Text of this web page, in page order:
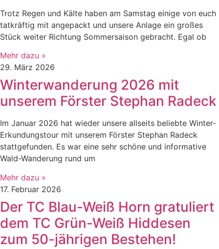
Trotz Regen und Kälte haben am Samstag einige von euch
tatkräftig mit angepackt und unsere Anlage ein großes
Stück weiter Richtung Sommersaison gebracht. Egal ob
Mehr dazu »
29. März 2026
Winterwanderung 2026 mit
unserem Förster Stephan Radeck
Im Januar 2026 hat wieder unsere allseits beliebte Winter-
Erkundungstour mit unserem Förster Stephan Radeck
stattgefunden. Es war eine sehr schöne und informative
Wald-Wanderung rund um
Mehr dazu »
17. Februar 2026
Der TC Blau-Weiß Horn gratuliert
dem TC Grün-Weiß Hiddesen
zum 50-jährigen Bestehen!